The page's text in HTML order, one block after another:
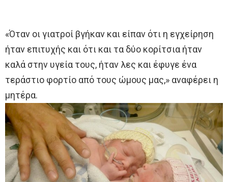
«Όταν οι γιατροί βγήκαν και είπαν ότι η εγχείρηση
ήταν επιτυχής και ότι και τα δύο κορίτσια ήταν
καλά στην υγεία τους, ήταν λες και έφυγε ένα
τεράστιο φορτίο από τους ώμους μας,» αναφέρει η
μητέρα.